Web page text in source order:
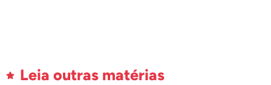
Leia outras matérias